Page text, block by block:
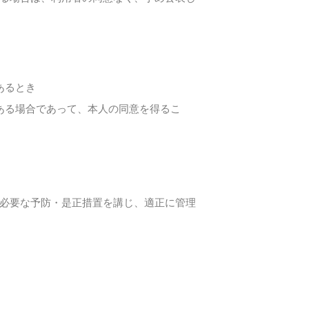
るとき
場合であって、本人の同意を得るこ
要な予防・是正措置を講じ、適正に管理